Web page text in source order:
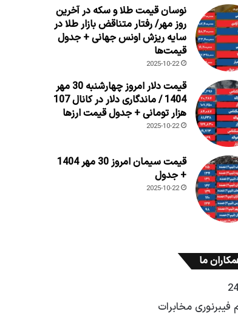
نوسان قیمت طلا و سکه در آخرین
روز مهر/ رفتار متناقض بازار طلا در
سایه ریزش اونس جهانی + جدول
قیمت‌ها
2025-10-22
قیمت دلار امروز چهارشنبه 30 مهر
1404 / ماندگاری دلار در کانال 107
هزار تومانی + جدول قیمت ارزها
2025-10-22
قیمت سیمان امروز 30 مهر 1404
+ جدول
2025-10-22
ما
فیبرنوری مخابرات